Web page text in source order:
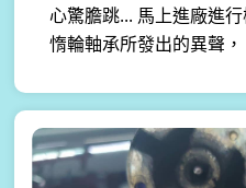
心驚膽跳... 馬上進廠進
惰輪軸承所發出的異聲